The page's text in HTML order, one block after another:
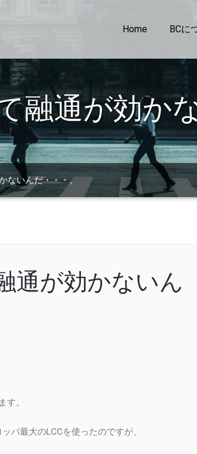
Home BCに
融通が効か
ないんだ・・・。
通が効かないん
す。
パ最大のLCCを使ったのですが、